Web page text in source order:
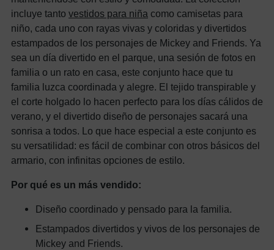
incluye tanto vestidos para niña como camisetas para
niño, cada uno con rayas vivas y coloridas y divertidos
estampados de los personajes de Mickey and Friends. Ya
sea un día divertido en el parque, una sesión de fotos en
familia o un rato en casa, este conjunto hace que tu
familia luzca coordinada y alegre. El tejido transpirable y
el corte holgado lo hacen perfecto para los días cálidos de
verano, y el divertido diseño de personajes sacará una
sonrisa a todos. Lo que hace especial a este conjunto es
su versatilidad: es fácil de combinar con otros básicos del
armario, con infinitas opciones de estilo.
Por qué es un más vendido:
Diseño coordinado y pensado para la familia.
Estampados divertidos y vivos de los personajes de
Mickey and Friends.